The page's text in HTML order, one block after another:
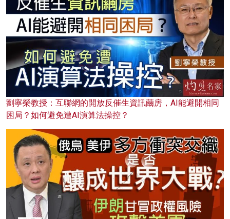
劉寧榮教授：互聯網的開放反催生資訊繭房，AI能避開相同
困局？如何避免遭AI演算法操控？